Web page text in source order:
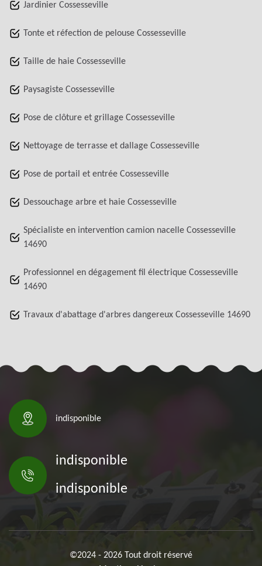
Jardinier Cossesseville
Tonte et réfection de pelouse Cossesseville
Taille de haie Cossesseville
Paysagiste Cossesseville
Pose de clôture et grillage Cossesseville
Nettoyage de terrasse et dallage Cossesseville
Pose de portail et entrée Cossesseville
Dessouchage arbre et haie Cossesseville
Spécialiste en intervention camion nacelle Cossesseville
14690
Professionnel en dégagement fil électrique Cossesseville
14690
Travaux d'abattage d'arbres dangereux Cossesseville 14690
indisponible
indisponible
indisponible
©2024 - 2026 Tout droit réservé